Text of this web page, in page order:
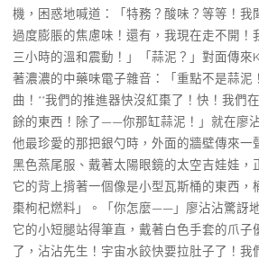
機，困惑地喊道：「特務？酸味？等等！我
過度膨脹的焦慮味！還有，我現在走不開！
三小時的溫和震動！」「蒜泥？」對面傳來
著濃濃的中藥味電子雜音：「重點不是蒜泥
曲！**我們的推進器快沒紅棗了！快！我們
餘的東西！除了——你那缸蒜泥！」就在廖
他最珍愛的那把銀勺時，外面的牆壁傳來一
黑色燕尾服、戴著太陽眼鏡的太空吉娃娃，
它的背上揹著一個像是小型瓦斯桶的東西，
棗枸杞燃料」。「你怎麼——」廖沾沾驚訝
它的小短腿站得筆直，戴著白色手套的爪子
了，沾沾先生！宇宙水餃快要拉肚子了！我